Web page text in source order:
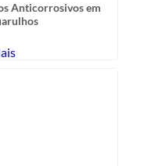
Anticorrosivos em